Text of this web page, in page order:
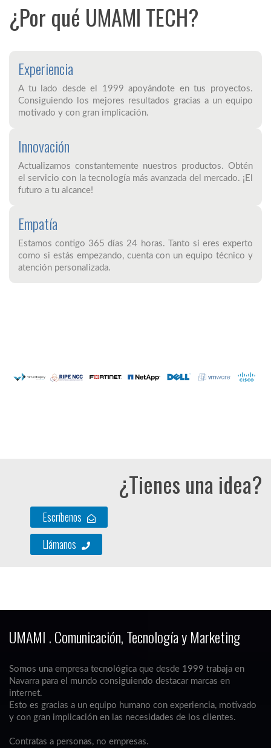
¿Por qué UMAMI TECH?
Experiencia
A tu lado desde el 1999 apoyándote en tus proyectos.
Consiguiendo los mejores resultados gracias a un equipo
motivado y con gran implicación.
Innovación
Actualizamos constantemente nuestros productos. Obtén
el servicio con la tecnología más avanzada del mercado. ¡El
futuro a tu alcance!
Empatía
Estamos contigo 365 días 24 horas. Tanto si eres experto
como si estás empezando, cuenta con un equipo técnico y
atención personalizada.
¿Tienes una idea?
Escríbenos
Llámanos
UMAMI . Comunicación, Tecnología y Marketing
Somos una empresa tecnológica que desde 1999 trabaja en
Navarra para el mundo consiguiendo destacar marcas en
internet.
Esto es gracias a un equipo humano con experiencia, motivado
y con gran implicación en las necesidades de los clientes.
Contratas a personas, no empresas.